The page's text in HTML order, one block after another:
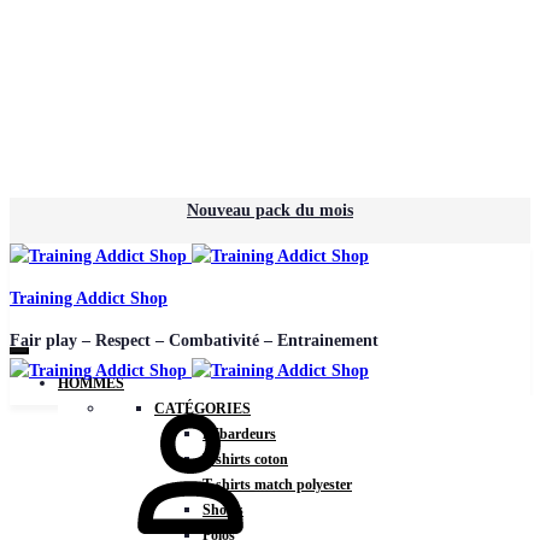
Nouveau pack du mois
Training Addict Shop
Fair play – Respect – Combativité – Entrainement
HOMMES
CATÉGORIES
Débardeurs
T-shirts coton
T-shirts match polyester
Shorts
Polos